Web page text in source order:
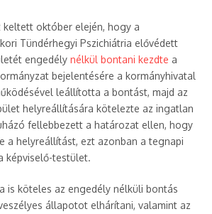
keltett október elején, hogy a
Tündérhegyi Pszichiátria elővédett
engedély nélkül bontani kezdte a
bejelentésére a kormányhivatal
leállította a bontást, majd az
helyreállítására kötelezte az ingatlan
fellebbezett a határozat ellen, hogy
a helyreállítást, ezt azonban a tegnapi
képviselő-testület.
is köteles az engedély nélküli bontás
állapotot elhárítani, valamint az